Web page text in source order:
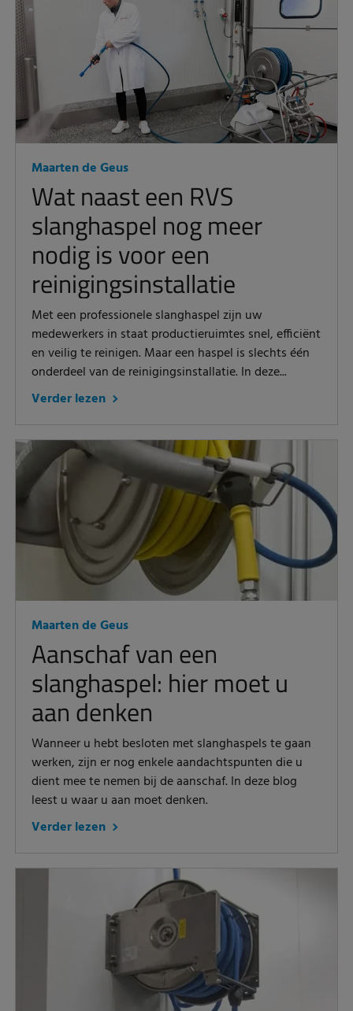
Maarten de Geus
Wat naast een RVS
slanghaspel nog meer
nodig is voor een
reinigingsinstallatie
Met een professionele slanghaspel zijn uw
medewerkers in staat productieruimtes snel, efficiënt
en veilig te reinigen. Maar een haspel is slechts één
onderdeel van de reinigingsinstallatie. In deze...
Verder lezen
Maarten de Geus
Aanschaf van een
slanghaspel: hier moet u
aan denken
Wanneer u hebt besloten met slanghaspels te gaan
werken, zijn er nog enkele aandachtspunten die u
dient mee te nemen bij de aanschaf. In deze blog
leest u waar u aan moet denken.
Verder lezen